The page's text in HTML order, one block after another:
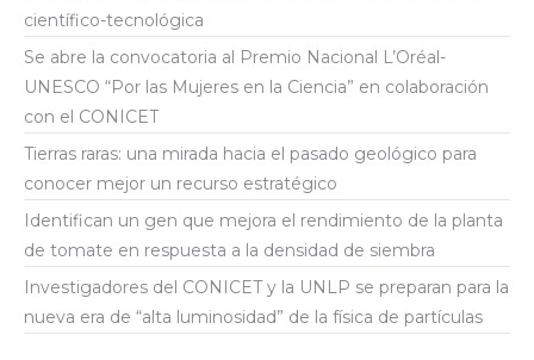
científico-tecnológica
Se abre la convocatoria al Premio Nacional L’Oréal-
UNESCO “Por las Mujeres en la Ciencia” en colaboración
con el CONICET
Tierras raras: una mirada hacia el pasado geológico para
conocer mejor un recurso estratégico
Identifican un gen que mejora el rendimiento de la planta
de tomate en respuesta a la densidad de siembra
Investigadores del CONICET y la UNLP se preparan para la
nueva era de “alta luminosidad” de la física de partículas